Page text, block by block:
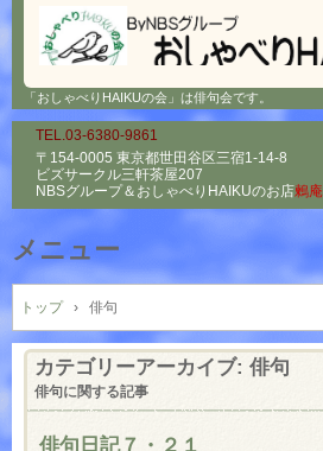
「おしゃべりHAIKUの会」は俳句会です。
TEL.03-6380-9861
〒154-0005 東京都世田谷区三宿1-14-8
ビズサークル三軒茶屋207
NBSグループ＆ おしゃべりHAIKUのお店鶫庵
メニュー
コ
ン
テ
ン
へ
トップ › 俳句
カテゴリーアーカイブ: 俳句
俳句に関する記事
俳句日記７・２１